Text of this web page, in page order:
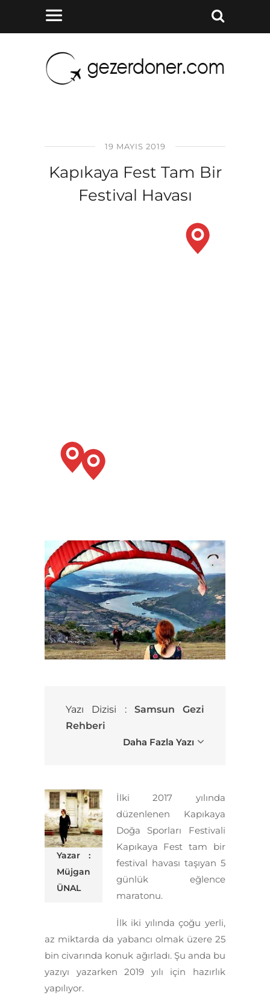
19 MAYIS 2019
Kapıkaya Fest Tam Bir
Festival Havası
Yazı Dizisi : Samsun Gezi
Rehberi
Daha Fazla Yazı
Yazar :
Müjgan
ÜNAL
İlki 2017 yılında
düzenlenen Kapıkaya
Doğa Sporları Festivali
Kapıkaya Fest tam bir
festival havası taşıyan 5
günlük eğlence
maratonu.
İlk iki yılında çoğu yerli,
az miktarda da yabancı olmak üzere 25
bin civarında konuk ağırladı. Şu anda bu
yazıyı yazarken 2019 yılı için hazırlık
yapılıyor.